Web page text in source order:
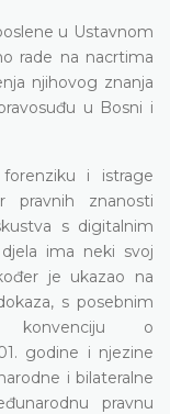
u Ustavnom
rade na nacrtima
njihovog znanja
u Bosni i
i istrage
pravnih znanosti
s digitalnim
ima neki svoj
je ukazao na
s posebnim
konvenciju o
godine i njezine
i bilateralne
pravnu